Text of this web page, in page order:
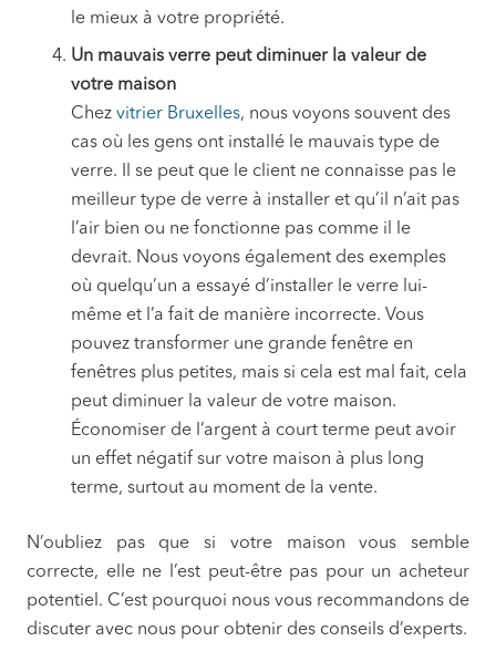
le mieux à votre propriété.
Un mauvais verre peut diminuer la valeur de
votre maison
Chez vitrier Bruxelles, nous voyons souvent des
cas où les gens ont installé le mauvais type de
verre. Il se peut que le client ne connaisse pas le
meilleur type de verre à installer et qu’il n’ait pas
l’air bien ou ne fonctionne pas comme il le
devrait. Nous voyons également des exemples
où quelqu’un a essayé d’installer le verre lui-
même et l’a fait de manière incorrecte. Vous
pouvez transformer une grande fenêtre en
fenêtres plus petites, mais si cela est mal fait, cela
peut diminuer la valeur de votre maison.
Économiser de l’argent à court terme peut avoir
un effet négatif sur votre maison à plus long
terme, surtout au moment de la vente.
N’oubliez pas que si votre maison vous semble
correcte, elle ne l’est peut-être pas pour un acheteur
potentiel. C’est pourquoi nous vous recommandons de
discuter avec nous pour obtenir des conseils d’experts.